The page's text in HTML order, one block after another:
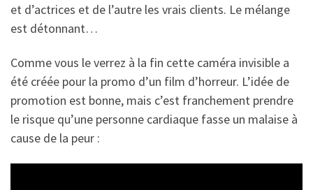
et d’actrices et de l’autre les vrais clients. Le mélange
est détonnant…
Comme vous le verrez à la fin cette caméra invisible a
été créée pour la promo d’un film d’horreur. L’idée de
promotion est bonne, mais c’est franchement prendre
le risque qu’une personne cardiaque fasse un malaise à
cause de la peur :